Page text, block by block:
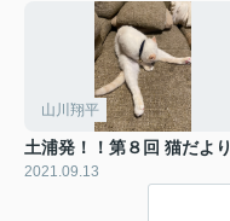
山川翔平
土浦発！！第８回 猫だより
2021.09.13